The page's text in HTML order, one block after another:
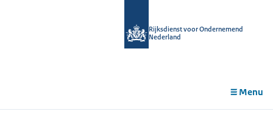
Rijksdienst voor Ondernemend
Nederland
Menu